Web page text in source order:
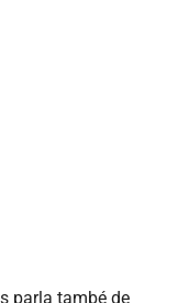
parla també de